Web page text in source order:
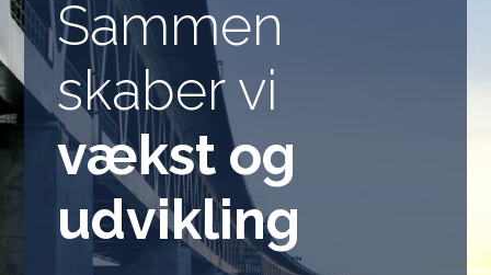
Sammen
skaber vi
vækst og
udvikling